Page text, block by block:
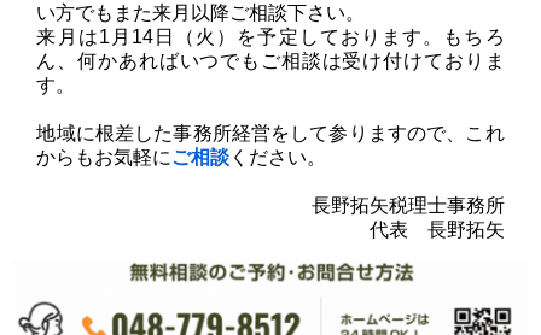
い方でもまた来月以降ご相談下さい。
来月は1月14日（火）を予定 しております。もちろ
ん、何かあればいつでもご相談は受け付けておりま
す。
地域に根差した事務所経営をして参りますので、これ
からもお気軽にご相談 ください。
長野拓矢税理士事務所
代表 長野拓矢